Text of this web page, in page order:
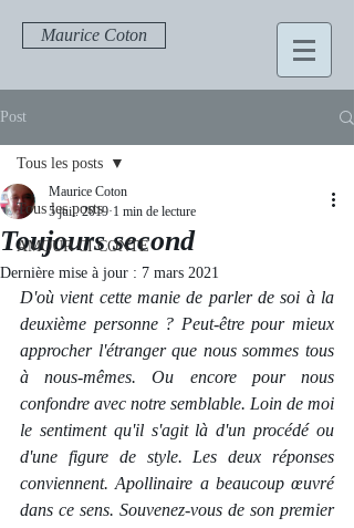
Maurice Coton
Post
Tous les posts
AMOUR CI CONTE
Tous les posts
Toujours second
Maurice Coton
5 juil. 2019 1 min de lecture
Dernière mise à jour : 7 mars 2021
D'où vient cette manie de parler de soi à la
deuxième personne ? Peut-être pour mieux
approcher l'étranger que nous sommes tous
à nous-mêmes. Ou encore pour nous
confondre avec notre semblable. Loin de moi
le sentiment qu'il s'agit là d'un procédé ou
d'une figure de style. Les deux réponses
conviennent. Apollinaire a beaucoup œuvré
dans ce sens. Souvenez-vous de son premier